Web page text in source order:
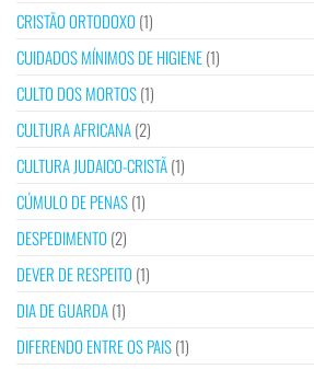
CRISTÃO ORTODOXO (1)
CUIDADOS MÍNIMOS DE HIGIENE(1)
CULTO DOS MORTOS(1)
CULTURA AFRICANA(2)
CULTURA JUDAICO-CRISTÃ(1)
CÚMULO DE PENAS(1)
DESPEDIMENTO (2)
DEVER DE RESPEITO (1)
DIA DE GUARDA(1)
DIFERENDO ENTRE OS PAIS(1)